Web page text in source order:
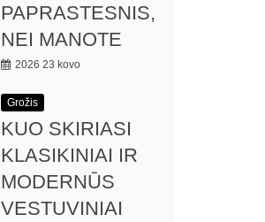
PAPRASTESNIS,
NEI MANOTE
2026 23 kovo
Grožis
KUO SKIRIASI
KLASIKINIAI IR
MODERNŪS
VESTUVINIAI